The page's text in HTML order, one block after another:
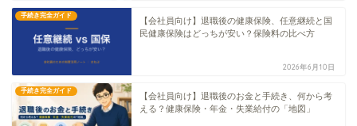
手続き完全ガイド
【会社員向け】退職後の健康保険、任意継続と国
民健康保険はどっちが安い？保険料の比べ方
2026年6月10日
手続き完全ガイド
【会社員向け】退職後のお金と手続き、何から考
える？健康保険・年金・失業給付の「地図」